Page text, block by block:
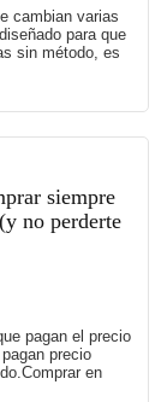
cambian varias
para que
sin método, es
siempre
no perderte
pagan el precio
precio
en